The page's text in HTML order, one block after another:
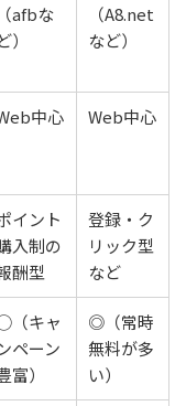
（afbな
ど）
（A8.net
など）
中心 Web中心
イント
入制の
酬型
登録・ク
リック型
など
（キャ
ペーン
富）
◎（常時
無料が多
い）